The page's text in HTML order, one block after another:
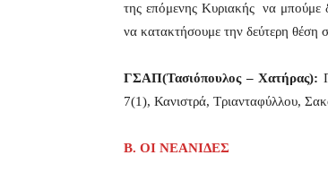
της επόμενης Κυριακής να μπούμε
να κατακτήσουμε την δεύτερη θέση
ΓΣΑΠ(Τασιόπουλος – Χατήρας):
7(1), Κανιστρά, Τριανταφύλλου,
Β. ΟΙ ΝΕΑΝΙΔΕΣ